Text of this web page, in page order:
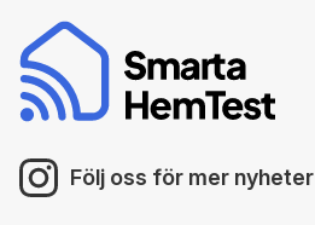
Följ oss för mer nyheter